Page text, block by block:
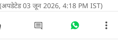
(अपडेटेड 03 जून 2026, 4:18 PM IST)